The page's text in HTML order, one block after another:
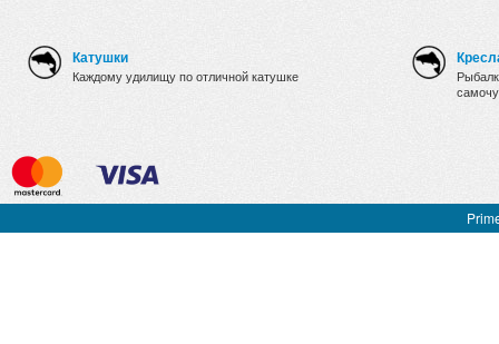
Катушки
Каждому удилищу по отличной катушке